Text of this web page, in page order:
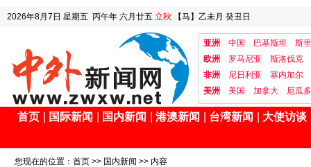
2026年8月7日 星期五 丙午年 六月廿五 立秋 【马】乙未月 癸丑日
亚洲 中国 巴基斯坦
斯
欧洲
罗马尼亚
斯洛伐克
非洲
尼日利亚
塞内加尔
美洲
美国 加拿大 厄瓜
首页 国际新闻 国内新闻 港澳新闻 台湾新闻 大使访谈
您现在的位置： 首页 >> 国内新闻 >> 内容